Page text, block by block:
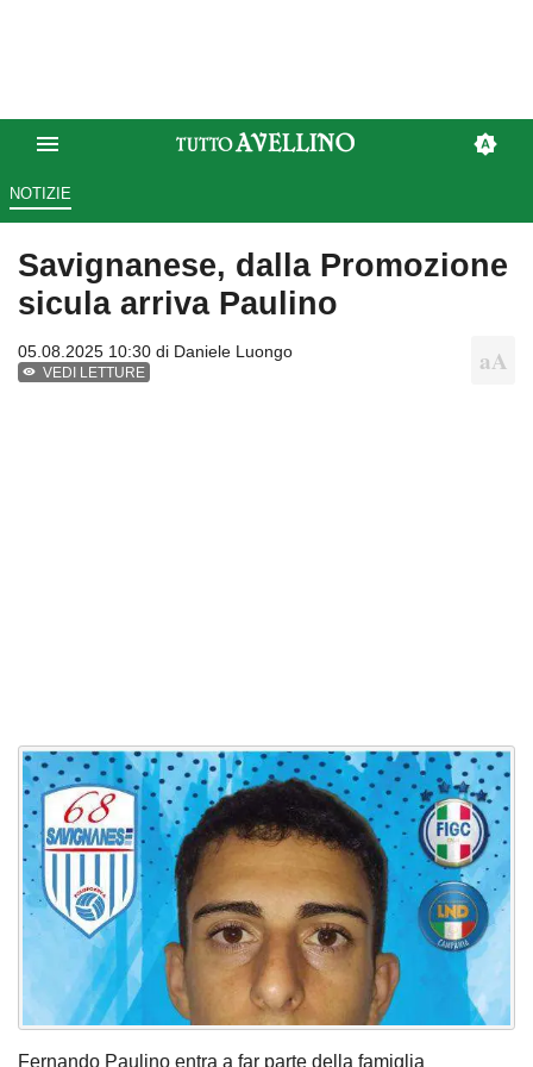
NOTIZIE
Savignanese, dalla Promozione
sicula arriva Paulino
05.08.2025 10:30 di Daniele Luongo
VEDI LETTURE
Fernando Paulino entra a far parte della famiglia